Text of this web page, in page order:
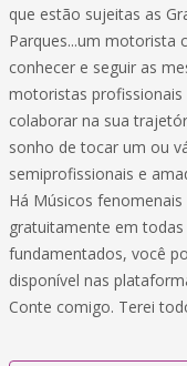
que estão sujeitas as
Parques...um motorista
conhecer e seguir as
motoristas profissionais
colaborar na sua
sonho de tocar um ou
semiprofissionais e
Há Músicos
gratuitamente em
fundamentados, você
disponível nas
Conte comigo. Terei